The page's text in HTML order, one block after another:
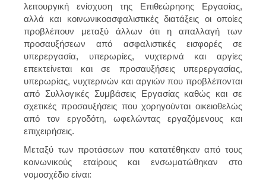
λειτουργική ενίσχυση της Επιθεώρησης Εργασίας,
αλλά και κοινωνικοασφαλιστικές διατάξεις οι οποίες
προβλέπουν μεταξύ άλλων ότι η απαλλαγή των
προσαυξήσεων από ασφαλιστικές εισφορές σε
υπερεργασία, υπερωρίες, νυχτερινά και αργίες
επεκτείνεται και σε προσαυξήσεις υπερεργασίας,
υπερωρίας, νυχτερινών και αργιών που προβλέπονται
από Συλλογικές Συμβάσεις Εργασίας καθώς και σε
σχετικές προσαυξήσεις που χορηγούνται οικειοθελώς
από τον εργοδότη, ωφελώντας εργαζόμενους και
επιχειρήσεις.
Μεταξύ των προτάσεων που κατατέθηκαν από τους
κοινωνικούς εταίρους και ενσωματώθηκαν στο
νομοσχέδιο είναι: